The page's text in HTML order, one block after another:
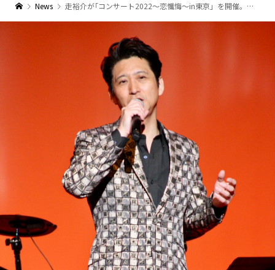
News 走裕介が｢コンサート2022～恋懺悔～in東京」を開催。「来年の15周年に向けてこれからも精進します」